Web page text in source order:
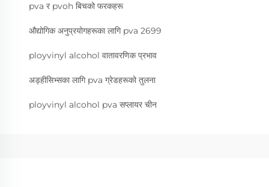
pva र pvoh बिचको फरकहरू
औद्योगिक अनुप्रयोगहरूका लागि pva 2699
ployvinyl alcohol वातावरणिक प्रभाव
अड्हीसिभ्सका लागि pva ग्रेडहरूको तुलना
ployvinyl alcohol pva सप्लायर चीन